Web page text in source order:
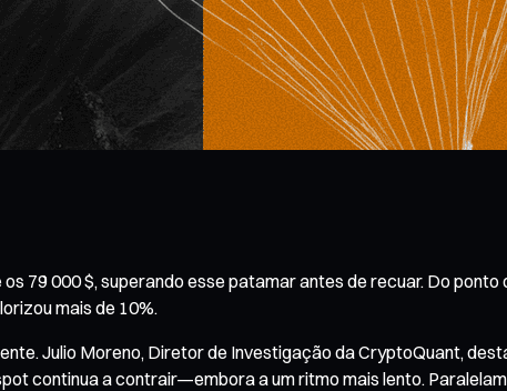
79 000 $, superando esse patamar antes de recuar. Do
mais de 10%.
Julio Moreno, Diretor de Investigação da CryptoQuant,
continua a contrair—embora a um ritmo mais lento.